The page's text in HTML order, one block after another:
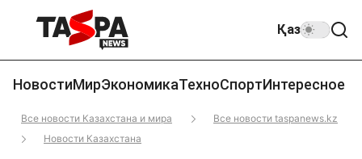
Қаз
НовостиМирЭкономикаТехноСпортИнтересное
Все новости Казахстана и мира
Все новости taspanews.kz
Новости Казахстана